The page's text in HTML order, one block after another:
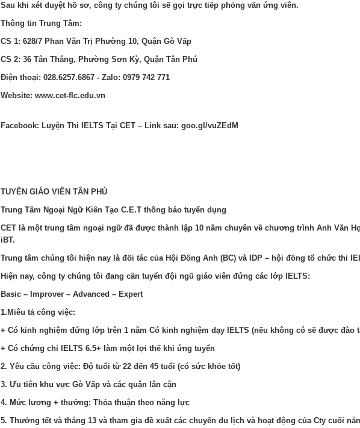
Sau khi xét duyệt hồ sơ, công ty chúng tôi sẽ gọi trực tiếp phỏng vấn ứng viên.
Thông tin Trung Tâm:
CS 1: 628/7 Phan Văn Trị Phường 10, Quận Gò Vấp
CS 2: 36 Tân Thắng, Phường Sơn Kỳ, Quận Tân Phú
Điện thoại: 028.6257.6867 - Zalo: 0979 742 771
Website: www.cet-flc.edu.vn
Facebook: Luyện Thi IELTS Tại CET – Link sau: goo.gl/vuZEdM
TUYỂN GIÁO VIÊN TÂN PHÚ
Trung Tâm Ngoại Ngữ Kiến Tạo C.E.T thông báo tuyển dụng
CET là một trung tâm ngoại ngữ đã được thành lập 10 năm chuyên về chương trình Anh Văn
iBT.
Trung tâm chúng tôi hiện nay là đối tác của Hội Đồng Anh (BC) và IDP – hội đồng tổ chức thi
Hiện nay, công ty chúng tôi đang cần tuyển đội ngũ giáo viên đứng các lớp IELTS:
Basic – Improver – Advanced – Expert
1.Miêu tả công việc:
+ Có kinh nghiệm đứng lớp trên 1 năm Có kinh nghiệm dạy IELTS (nếu không có sẽ được đào
+ Có chứng chỉ IELTS 6.5+ làm một lợi thế khi ứng tuyển
2. Yêu cầu công việc: Độ tuổi từ 22 đến 45 tuổi (có sức khỏe tốt)
3. Ưu tiên khu vực Gò Vấp và các quận lân cận
4. Mức lương + thưởng: Thỏa thuận theo năng lực
5. Thưởng tết và tháng 13 và tham gia đề xuất các chuyến du lịch và hoạt động của Cty cuối